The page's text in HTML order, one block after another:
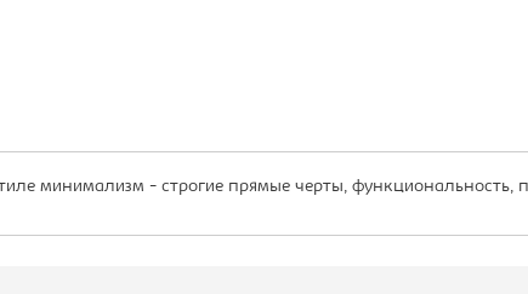
минимализм - строгие прямые черты, функциональность,